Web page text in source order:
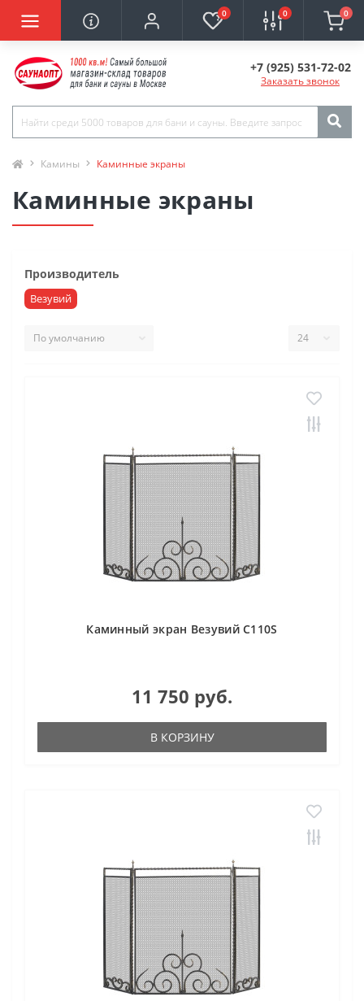
0 0 0
+7 (925) 531-72-02
Заказать звонок
Камины Каминные экраны
Каминные экраны
Производитель
Везувий
Каминный экран Везувий С110S
11 750 руб.
В КОРЗИНУ